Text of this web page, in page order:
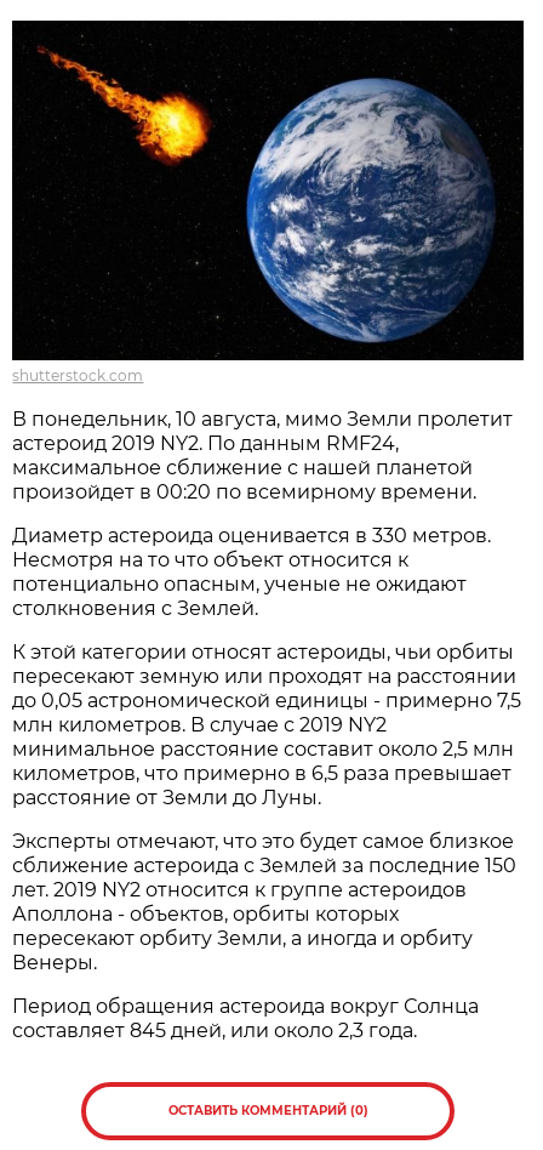
shutterstock.com
В понедельник, 10 августа, мимо Земли пролетит
астероид 2019 NY2. По данным RMF24,
максимальное сближение с нашей планетой
произойдет в 00:20 по всемирному времени.
Диаметр астероида оценивается в 330 метров.
Несмотря на то что объект относится к
потенциально опасным, ученые не ожидают
столкновения с Землей.
К этой категории относят астероиды, чьи орбиты
пересекают земную или проходят на расстоянии
до 0,05 астрономической единицы - примерно 7,5
млн километров. В случае с 2019 NY2
минимальное расстояние составит около 2,5 млн
километров, что примерно в 6,5 раза превышает
расстояние от Земли до Луны.
Эксперты отмечают, что это будет самое близкое
сближение астероида с Землей за последние 150
лет. 2019 NY2 относится к группе астероидов
Аполлона - объектов, орбиты которых
пересекают орбиту Земли, а иногда и орбиту
Венеры.
Период обращения астероида вокруг Солнца
составляет 845 дней, или около 2,3 года.
ОСТАВИТЬ КОММЕНТАРИЙ (0)